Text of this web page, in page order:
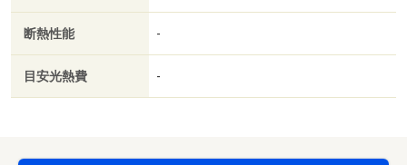
断熱性能 -
目安光熱費 -